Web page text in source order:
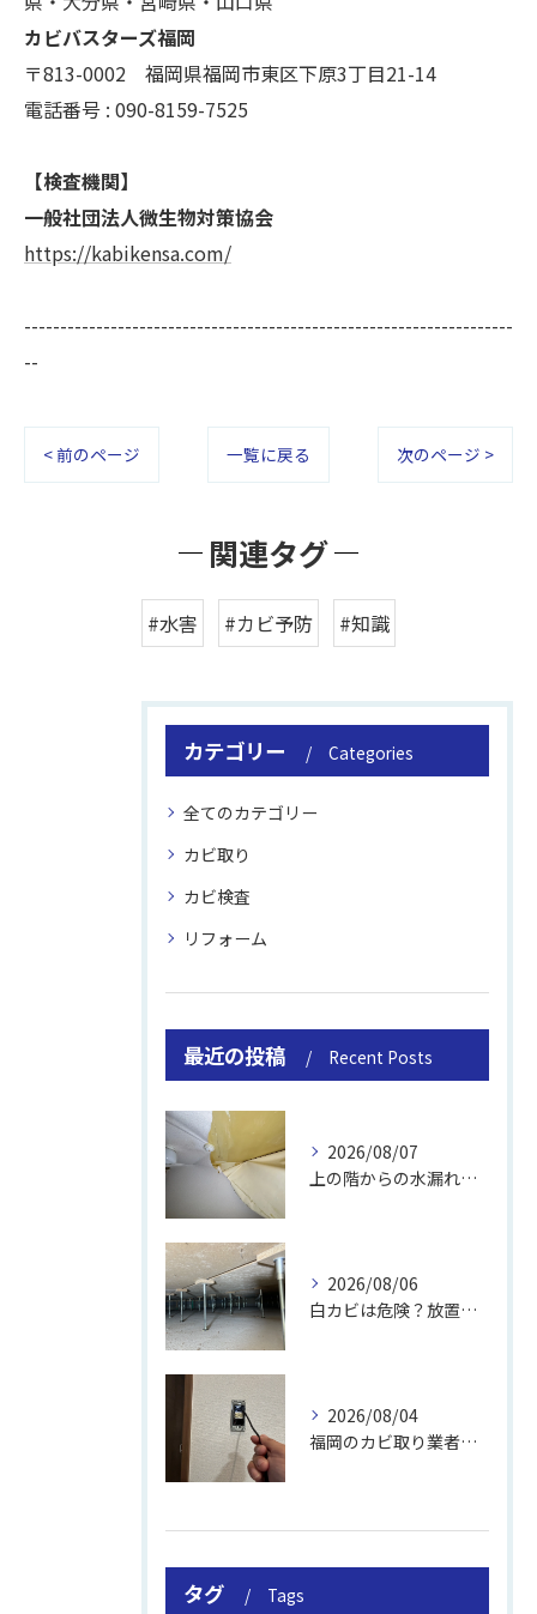
カビバスターズ福岡
〒813-0002 福岡県福岡市東区下原3丁目21-14
電話番号 : 090-8159-7525
【検査機関】
一般社団法人微生物対策協会
https://kabikensa.com/
--------------------------------------------------------------------
--
< 前のページ 一覧に戻る 次のページ >
関連タグ
#水害 #カビ予防 #知識
カテゴリー Categories
全てのカテゴリー
カビ取り
カビ検査
リフォーム
最近の投稿 Recent Posts
2026/08/07
上の階からの水漏れでカビ｜対処法と業者
2026/08/06
白カビは危険？放置のリスクと取り方
2026/08/04
福岡のカビ取り業者おすすめの選び方と費用
タグ Tags